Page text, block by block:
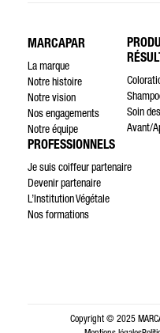
MARCAPAR
La marque
Notre histoire
Notre vision
Nos engagements
Notre équipe
Soin
Avant/
PROFESSIONNELS
Je suis coiffeur partenaire
Devenir partenaire
L’Institution Végétale
Nos formations
Copyright © 2025